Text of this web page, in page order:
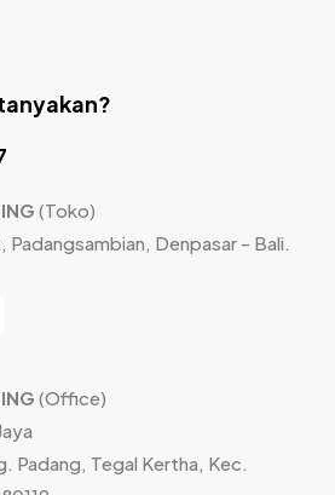
(Toko)
Padangsambian, Denpasar - Bali.
(Office)
Padang, Tegal Kertha, Kec.